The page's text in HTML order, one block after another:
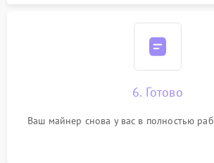
6. Готово
Ваш майнер снова у вас в полностью